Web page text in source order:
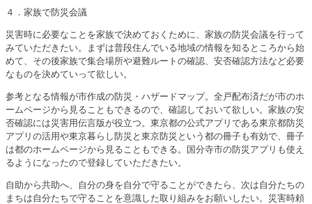
４．家族で防災会議
災害時に必要なことを家族で決めておくために、家族の防災会議を行って
みていただきたい。まずは普段住んでいる地域の情報を知るところから始
めて、その後家族で集合場所や避難ルートの確認、安否確認方法など必要
なものを決めていって欲しい。
参考となる情報が市作成の防災・ハザードマップ。全戸配布済だが市のホ
ームページから見ることもできるので、確認しておいて欲しい。家族の安
否確認には災害用伝言版が役立つ。東京都の公式アプリである東京都防災
アプリの活用や東京暮らし防災と東京防災という都の冊子も有効で、冊子
は都のホームページから見ることもできる。国分寺市の防災アプリも使え
るようになったので登録していただきたい。
自助から共助へ、自分の身を自分で守ることができたら、次は自分たちの
まちは自分たちで守ることを意識した取り組みをお願いしたい。災害時頼